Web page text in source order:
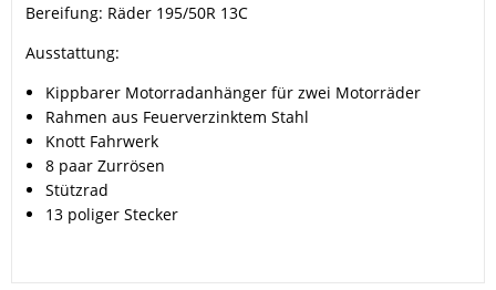
Bereifung: Räder 195/50R 13C
Ausstattung:
Kippbarer Motorradanhänger für zwei Motorräder
Rahmen aus Feuerverzinktem Stahl
Knott Fahrwerk
8 paar Zurrösen
Stützrad
13 poliger Stecker